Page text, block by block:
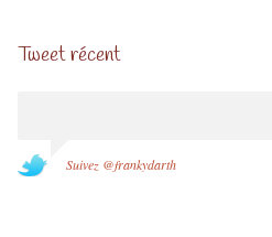
Tweet récent
Suivez @frankydarth